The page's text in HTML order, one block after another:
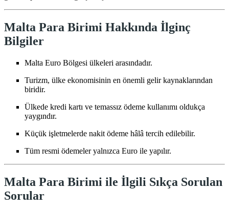
Malta Para Birimi Hakkında İlginç
Bilgiler
Malta Euro Bölgesi ülkeleri arasındadır.
Turizm, ülke ekonomisinin en önemli gelir kaynaklarından
biridir.
Ülkede kredi kartı ve temassız ödeme kullanımı oldukça
yaygındır.
Küçük işletmelerde nakit ödeme hâlâ tercih edilebilir.
Tüm resmi ödemeler yalnızca Euro ile yapılır.
Malta Para Birimi ile İlgili Sıkça Sorulan
Sorular